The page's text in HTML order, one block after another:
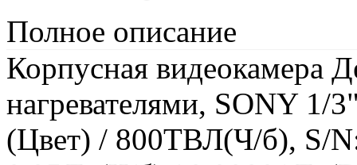
Полное описание
Корпусная видеокамера
нагревателями, SONY
(Цвет) / 800ТВЛ(Ч/б), S/